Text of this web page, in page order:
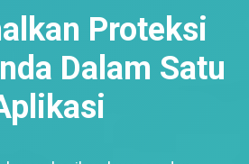
Proteksi
Dalam Satu